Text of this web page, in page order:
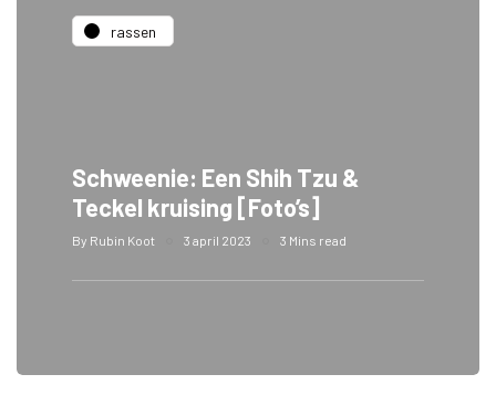
rassen
Schweenie: Een Shih Tzu &
Teckel kruising [Foto’s]
By Rubin Koot 3 april 2023 3 Mins read